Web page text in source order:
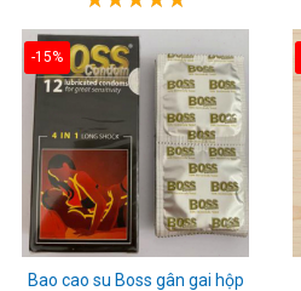
-15%
Bao cao su Boss gân gai hộp